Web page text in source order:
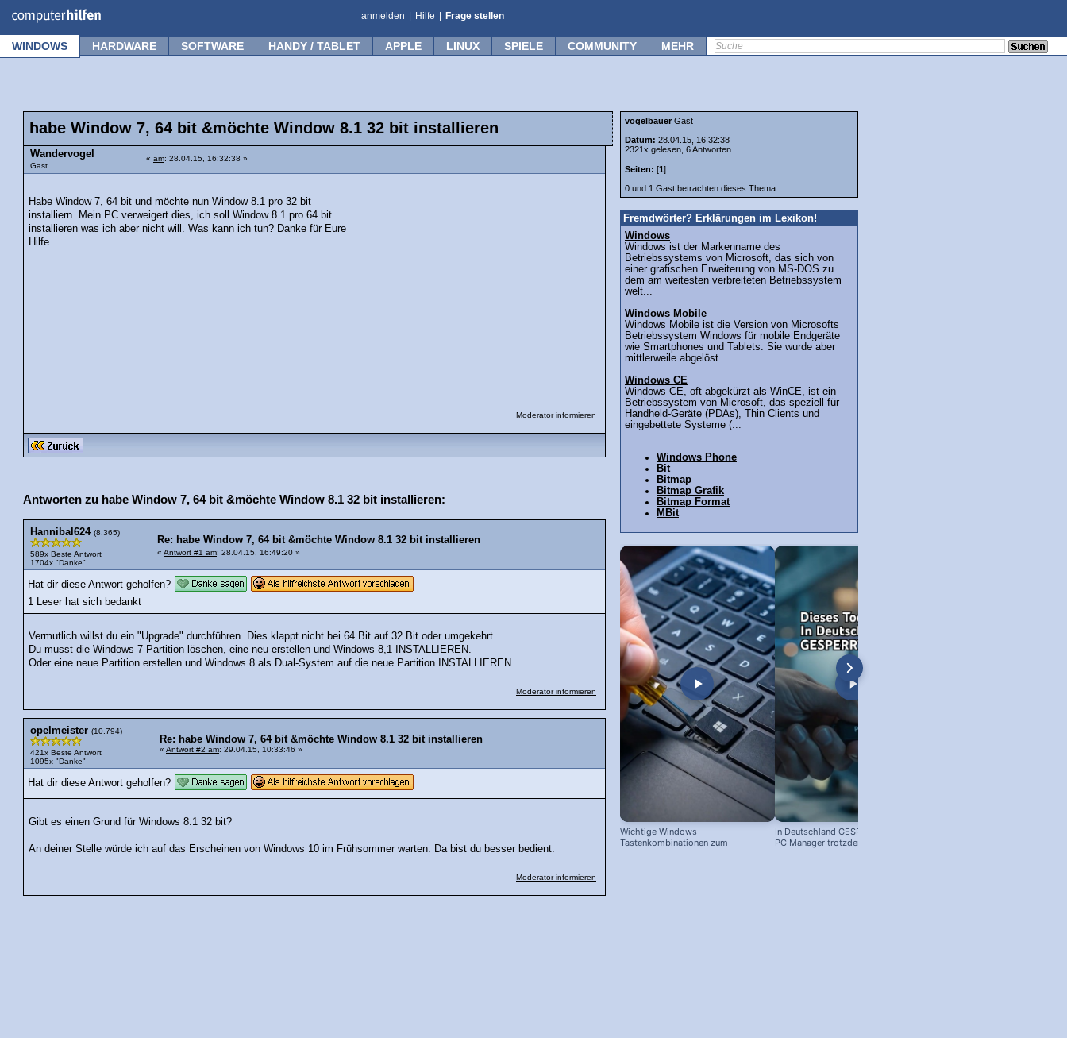
anmelden Hilfe Frage stellen
WINDOWS HARDWARE SOFTWARE HANDY / TABLET APPLE LINUX SPIELE COMMUNITY MEHR
habe Window 7, 64 bit &möchte Window 8.1 32 bit installieren
Wandervogel
Gast
« am: 28.04.15, 16:32:38 »
Habe Window 7, 64 bit und möchte nun Window 8.1 pro 32 bit
installiern. Mein PC verweigert dies, ich soll Window 8.1 pro 64 bit
installieren was ich aber nicht will. Was kann ich tun? Danke für Eure
Hilfe
Moderator informieren
Antworten zu habe Window 7, 64 bit &möchte Window 8.1 32 bit installieren:
Hannibal624 (8.365)
589x Beste Antwort
1704x "Danke"
Re: habe Window 7, 64 bit &möchte Window 8.1 32 bit installieren
« Antwort #1 am: 28.04.15, 16:49:20 »
Hat dir diese Antwort geholfen?
1 Leser hat sich bedankt
Vermutlich willst du ein "Upgrade" durchführen. Dies klappt nicht bei 64 Bit auf 32 Bit oder umgekehrt.
Du musst die Windows 7 Partition löschen, eine neu erstellen und Windows 8,1 INSTALLIEREN.
Oder eine neue Partition erstellen und Windows 8 als Dual-System auf die neue Partition INSTALLIEREN
Moderator informieren
opelmeister (10.794)
421x Beste Antwort
1095x "Danke"
Re: habe Window 7, 64 bit &möchte Window 8.1 32 bit installieren
« Antwort #2 am: 29.04.15, 10:33:46 »
Hat dir diese Antwort geholfen?
Gibt es einen Grund für Windows 8.1 32 bit?
An deiner Stelle würde ich auf das Erscheinen von Windows 10 im Frühsommer warten. Da bist du besser bedient.
Moderator informieren
vogelbauer Gast
Datum: 28.04.15, 16:32:38
2321x gelesen, 6 Antworten.
Seiten: [1]
0 und 1 Gast betrachten dieses Thema.
Fremdwörter? Erklärungen im Lexikon!
Windows
Windows ist der Markenname des
Betriebssystems von Microsoft, das sich von
einer grafischen Erweiterung von MS-DOS zu
dem am weitesten verbreiteten Betriebssystem
welt...
Windows Mobile
Windows Mobile ist die Version von Microsofts
Betriebssystem Windows für mobile Endgeräte
wie Smartphones und Tablets. Sie wurde aber
mittlerweile abgelöst...
Windows CE
Windows CE, oft abgekürzt als WinCE, ist ein
Betriebssystem von Microsoft, das speziell für
Handheld-Geräte (PDAs), Thin Clients und
eingebettete Systeme (...
Windows Phone
Bit
Bitmap
Bitmap Grafik
Bitmap Format
MBit
Wichtige Windows
Tastenkombinationen zum
In Deutschland GESPERRT: Microsoft
PC Manager trotzdem installieren